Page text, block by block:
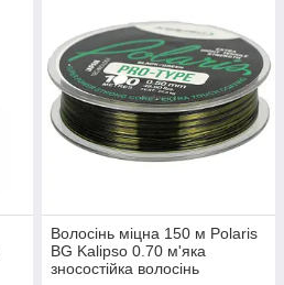
Волосінь міцна 150 м Polaris
BG Kalipso 0.70 м'яка
зносостійка волосінь